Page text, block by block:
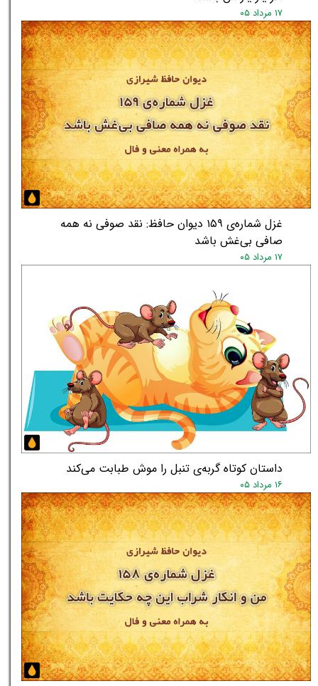
۱۷ مرداد ۰۵
غزل شماره‌ی ۱۵۹ دیوان حافظ: نقد صوفی نه همه
صافی بی‌غش باشد
۱۷ مرداد ۰۵
داستان کوتاه گربه‌ی تنبل را موش طبابت می‌کند
۱۶ مرداد ۰۵